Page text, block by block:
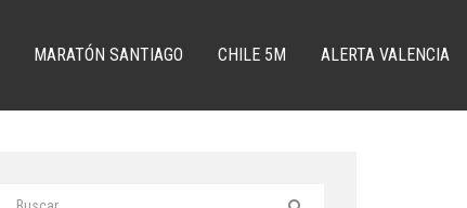
MARATÓN SANTIAGO CHILE 5M ALERTA VALENCIA